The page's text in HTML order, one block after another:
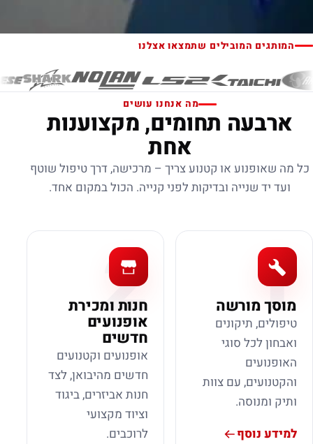
המותגים המובילים שתמצאו אצלנו
מה אנחנו עושים
ארבעה תחומים, מקצוענות
אחת
כל מה שאופנוע או קטנוע צריך – מרכישה, דרך טיפול שוטף
ועד יד שנייה ובדיקות לפני קנייה. הכול במקום אחד.
1
מוסך מורשה
טיפולים, תיקונים
ואבחון לכל סוגי
האופנועים
והקטנועים, עם צוות
ותיק ומנוסה.
למידע נוסף
2
חנות ומכירת
אופנועים
חדשים
אופנועים וקטנועים
חדשים מהיבואן, לצד
חנות אביזרים, ביגוד
וציוד מקצועי
לרוכבים.